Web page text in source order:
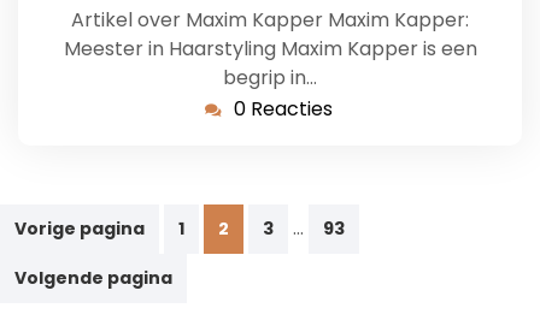
Artikel over Maxim Kapper Maxim Kapper:
Meester in Haarstyling Maxim Kapper is een
begrip in…
0 Reacties
Berichtnavigatie
Vorige pagina 1 2 3 … 93
Volgende pagina